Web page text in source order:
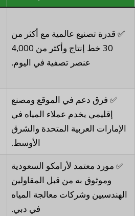
✅ قدرة تصنيع عالمية مع أكثر من
30 خط إنتاج وأكثر من 4,000
عنصر تصفية في اليوم.
✅ فرق دعم في الموقع ومصنع
إقليمي يخدم عملاء المياه في
الإمارات العربية المتحدة والشرق
الأوسط.
✅ مورد معتمد لأرامكو السعودية
وموثوق به من قبل المقاولين
الهندسيين وشركات معالجة المياه
في دبي.